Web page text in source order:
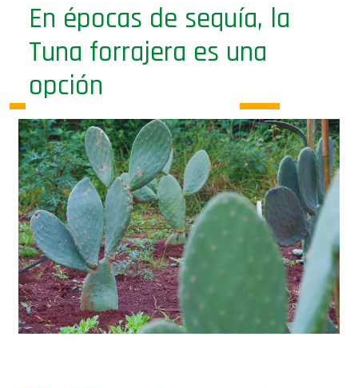
En épocas de sequía, la
Tuna forrajera es una
opción